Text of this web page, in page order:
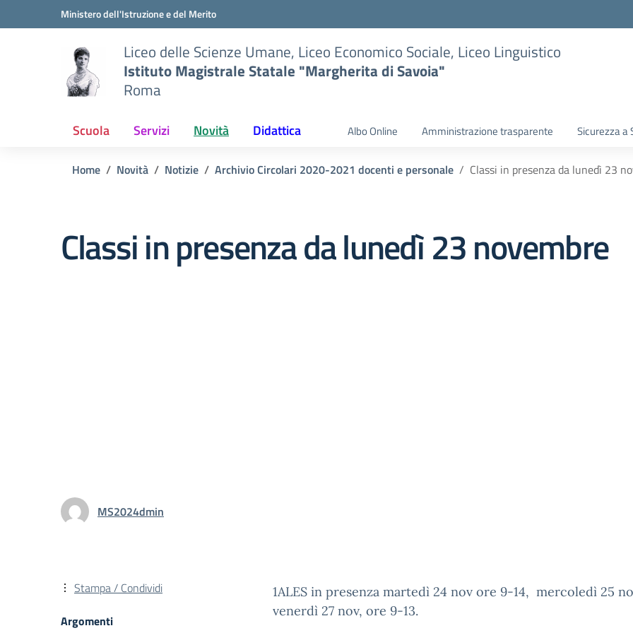
Vai ai contenuti
Vai al menu di navigazioneMinistero dell'Istruzione e del Merito
Liceo delle Scienze Umane, Liceo Economico Sociale, Liceo Linguistico
Istituto Magistrale Statale "Margherita di Savoia"
Roma
Scuola Servizi Novità Didattica Albo Online Amministrazione trasparente Sicurezza a
Home Novità Notizie Archivio Circolari 2020-2021 docenti e personale Classi in presenza da lunedì 23
Classi in presenza da lunedì 23 novembre
MS2024dmin
1ALES in presenza martedì 24 nov ore 9-14, mercoledì 25
venerdì 27 nov, ore 9-13.
Stampa / Condividi
Argomenti